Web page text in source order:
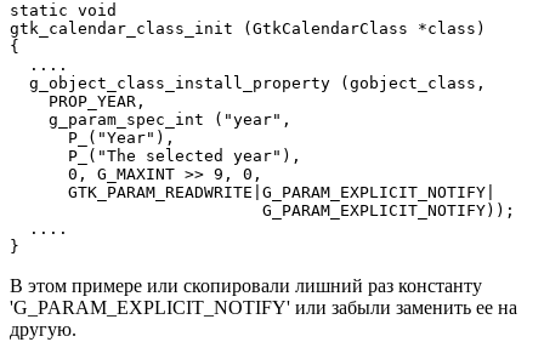
static void
gtk_calendar_class_init (GtkCalendarClass *class)
{
  ....
  g_object_class_install_property (gobject_class,
    PROP_YEAR,
    g_param_spec_int ("year",
      P_("Year"),
      P_("The selected year"),
      0, G_MAXINT >> 9, 0,
      GTK_PARAM_READWRITE|G_PARAM_EXPLICIT_NOTIFY|
                          G_PARAM_EXPLICIT_NOTIFY));
  ....
}
В этом примере или скопировали лишний раз константу
'G_PARAM_EXPLICIT_NOTIFY' или забыли заменить ее на
другую.